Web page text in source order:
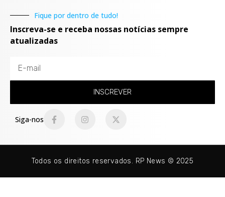
Fique por dentro de tudo!
Inscreva-se e receba nossas notícias sempre
atualizadas
INSCREVER
Siga-nos
Todos os direitos reservados. RP News © 2025